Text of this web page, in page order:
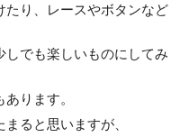
たり、レースやボタンなど
しでも楽しいものにしてみ
ります。
ると思いますが、